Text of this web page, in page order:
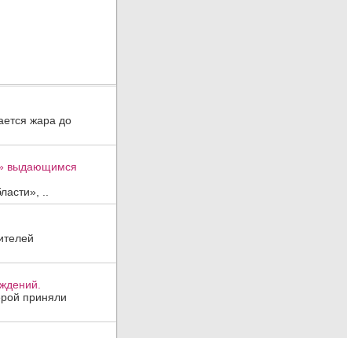
жара до
выдающимся
..
приняли